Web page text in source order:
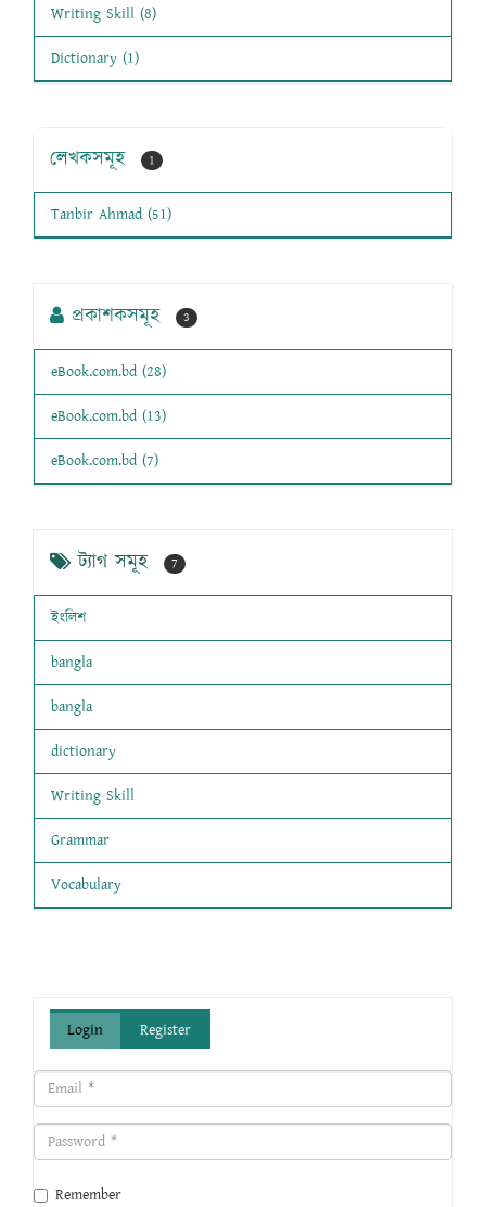
Writing Skill (8)
Dictionary (1)
লেখকসমূহ 1
Tanbir Ahmad (51)
প্রকাশকসমূহ 3
eBook.com.bd (28)
eBook.com.bd (13)
eBook.com.bd (7)
ট্যাগ সমূহ 7
ইংলিশ
bangla
bangla
dictionary
Writing Skill
Grammar
Vocabulary
Login Register
Remember